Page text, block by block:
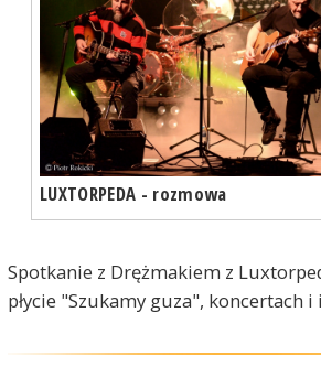
LUXTORPEDA - rozmowa
Spotkanie z Drężmakiem z
płycie "Szukamy guza", koncertach